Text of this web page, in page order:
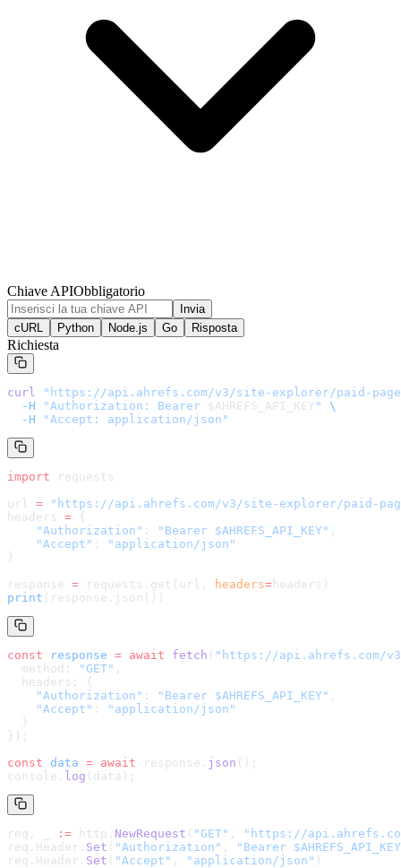
Chiave APIObbligatorio
Invia
cURL
Python Node.js Go Risposta
Richiesta
curl " https://api.ahrefs.com/v3/site-explorer/paid-
  -H
"Authorization: Bearer $AHREFS_API_KEY "
\
  -H
"Accept: application/json"
import requests
url = " https://api.ahrefs.com/v3/site-explorer/paid-
headers = {
    "Authorization"
: "Bearer $AHREFS_API_KEY" ,
    "Accept"
:
"application/json"
}
response = requests.get(url, headers= headers )
print (response.json())
const response = await fetch ( " https://api.ahrefs.com/
  method:
"GET" ,
  headers: {
    "Authorization"
: "Bearer $AHREFS_API_KEY" ,
    "Accept"
:
"application/json"
  }
});
const data = await response. json ();
console. log (data);
req, _ := http. NewRequest ( "GET" , " https://
req.Header. Set ( "Authorization" ,
"Bearer
req.Header. Set ( "Accept" , "application/json" )